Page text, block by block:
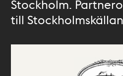
Stockholm.
till